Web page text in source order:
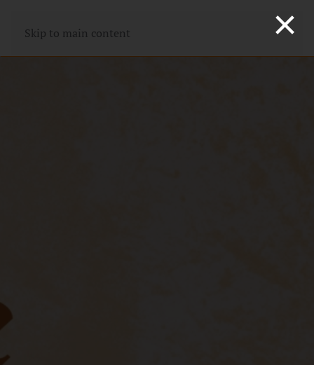
Skip to main content ×